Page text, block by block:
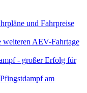
und Fahrpreise
AEV-Fahrtage
- großer Erfolg für
am